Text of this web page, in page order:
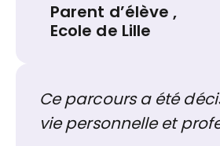
Parent d’élève ,
Ecole de Lille
Ce parcours a été
vie personnelle et